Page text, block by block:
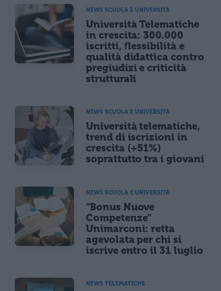
NEWS SCUOLA E UNIVERSITÀ
Università Telematiche
in crescita: 300.000
iscritti, flessibilità e
qualità didattica contro
pregiudizi e criticità
strutturali
NEWS SCUOLA E UNIVERSITÀ
Università telematiche,
trend di iscrizioni in
crescita (+51%)
soprattutto tra i giovani
NEWS SCUOLA E UNIVERSITÀ
"Bonus Nuove
Competenze"
Unimarconi: retta
agevolata per chi si
iscrive entro il 31 luglio
NEWS TELEMATICHE